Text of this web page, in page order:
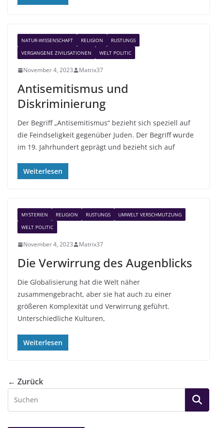
NATUR-WISSENSCHAFT RELIGION
RUSTUNGS
VERGANGENE ZIVILISATIONEN
WELT POLITIC
November 4, 2023 Matrix37
Antisemitismus und
Diskriminierung
Der Begriff „Antisemitismus“ bezieht sich speziell auf
die Feindseligkeit gegenüber Juden. Der Begriff wurde
im 19. Jahrhundert geprägt und bezieht sich auf
Weiterlesen
MYSTERIEN RELIGION RUSTUNGS
UMWELT VERSCHMUTZUNG
WELT POLITIC
November 4, 2023 Matrix37
Die Verwirrung des Augenblicks
Die Globalisierung hat die Welt näher
zusammengebracht, aber sie hat auch zu einer
größeren Komplexität und Verwirrung geführt.
Unterschiedliche Kulturen,
Weiterlesen
← Zurück